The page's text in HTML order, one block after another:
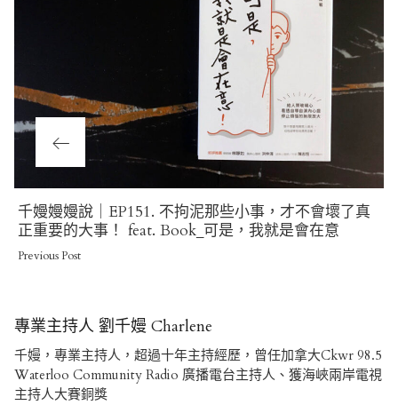
Previous
Post
千嫚嫚嫚說｜EP151. 不拘泥那些小事，才不會壞了真
正重要的大事！ feat. Book_可是，我就是會在意
Previous Post
專業主持人 劉千嫚 Charlene
千嫚，專業主持人，超過十年主持經歷，曾任加拿大Ckwr 98.5
Waterloo Community Radio 廣播電台主持人、獲海峽兩岸電視
主持人大賽銅獎